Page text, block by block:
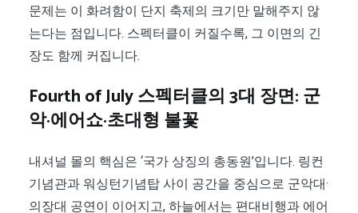
문제는 이 화려함이 단지 축제의 크기만 말해주지 않
는다는 점입니다. 스펙터클이 커질수록, 그 이면의 긴
장도 함께 커집니다.
Fourth of July 스펙터클의 3대 장면: 군
악·에어쇼·초대형 불꽃
내셔널 몰의 핵심은 ‘국가 상징의 총동원’입니다. 링컨
기념관과 워싱턴기념탑 사이 공간을 중심으로 군악대·
의장대 공연이 이어지고, 하늘에서는 편대비행과 에어